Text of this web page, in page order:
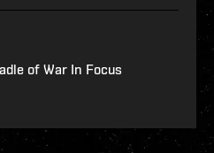
of War In Focus